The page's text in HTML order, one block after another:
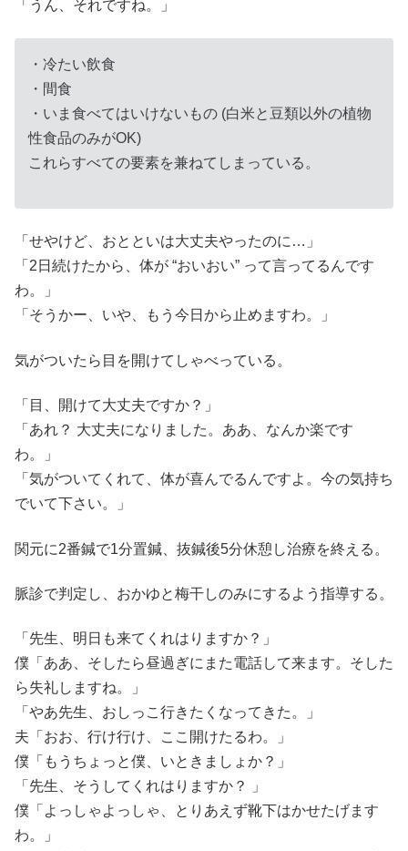
「うん、それですね。」
・冷たい飲食
・間食
・いま食べてはいけないもの (白米と豆類以外の植物
性食品のみがOK)
これらすべての要素を兼ねてしまっている。
「せやけど、おとといは大丈夫やったのに…」
「2日続けたから、体が “おいおい” って言ってるんです
わ。」
「そうかー、いや、もう今日から止めますわ。」
気がついたら目を開けてしゃべっている。
「目、開けて大丈夫ですか？」
「あれ？ 大丈夫になりました。ああ、なんか楽です
わ。」
「気がついてくれて、体が喜んでるんですよ。今の気持ち
でいて下さい。」
関元に2番鍼で1分置鍼、抜鍼後5分休憩し治療を終える。
脈診で判定し、おかゆと梅干しのみにするよう指導する。
「先生、明日も来てくれはりますか？」
僕「ああ、そしたら昼過ぎにまた電話して来ます。そした
ら失礼しますね。」
「やあ先生、おしっこ行きたくなってきた。」
夫「おお、行け行け、ここ開けたるわ。」
僕「もうちょっと僕、いときましょか？」
「先生、そうしてくれはりますか？ 」
僕「よっしゃよっしゃ、とりあえず靴下はかせたげます
わ。」